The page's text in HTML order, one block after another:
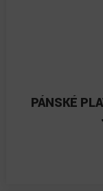
PÁNSKÉ